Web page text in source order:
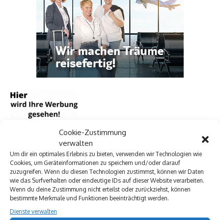
Cookie-Zustimmung
verwalten
Um dir ein optimales Erlebnis zu bieten, verwenden wir Technologien wie
Cookies, um Geräteinformationen zu speichern und/oder darauf
zuzugreifen. Wenn du diesen Technologien zustimmst, können wir Daten
wie das Surfverhalten oder eindeutige IDs auf dieser Website verarbeiten.
Wenn du deine Zustimmung nicht erteilst oder zurückziehst, können
bestimmte Merkmale und Funktionen beeinträchtigt werden.
Dienste verwalten
Archivkalender